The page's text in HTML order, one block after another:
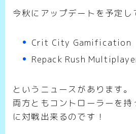
今秋にアップデートを予定し
Crit City Gamification
Repack Rush
というニュースがあります。
両方ともコントローラーを
に対戦出来るのです！